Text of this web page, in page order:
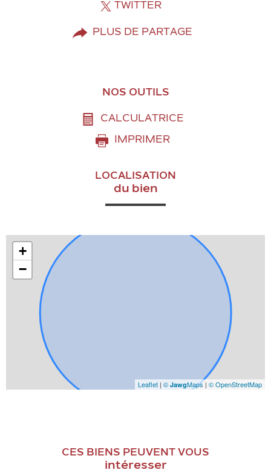
TWITTER
PLUS DE PARTAGE
NOS OUTILS
CALCULATRICE
IMPRIMER
LOCALISATION
du bien
+
−
Leaflet | © JawgMaps| © OpenStreetMap
CES BIENS PEUVENT VOUS
intéresser